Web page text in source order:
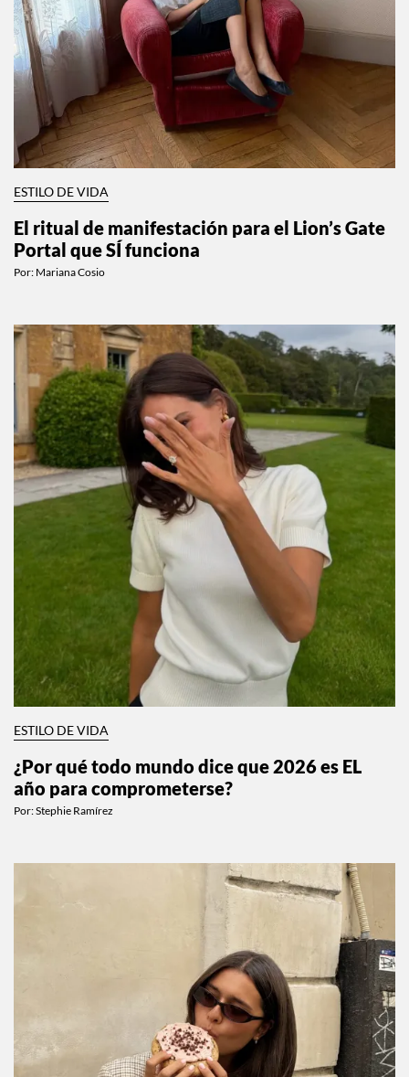
ESTILO DE VIDA
El ritual de manifestación para el Lion’s Gate
Portal que SÍ funciona
Por: Mariana Cosio
ESTILO DE VIDA
¿Por qué todo mundo dice que 2026 es EL
año para comprometerse?
Por:Stephie Ramírez